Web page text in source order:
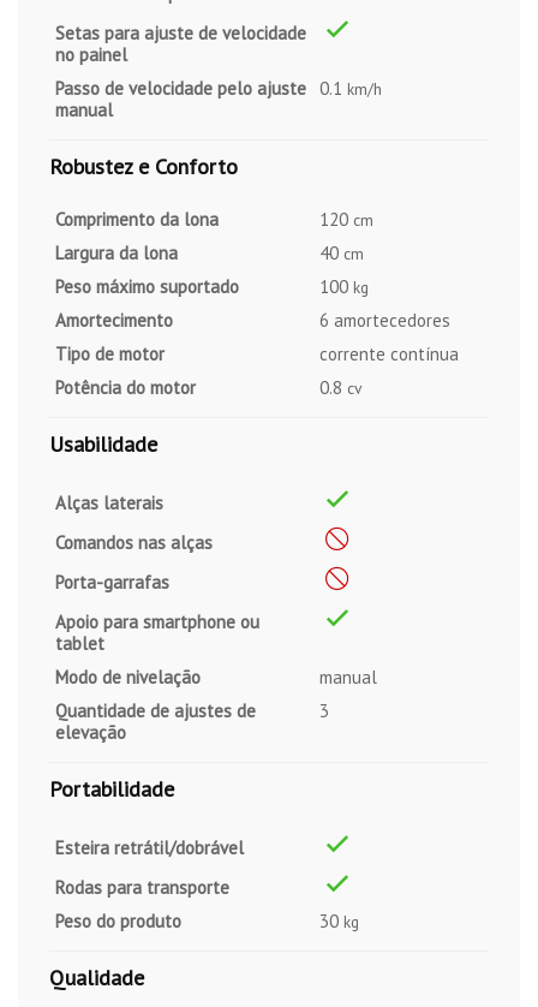
Setas para ajuste de velocidade
no painel
Passo de velocidade pelo ajuste
manual
0.1 km/h
Robustez e Conforto
Comprimento da lona 120 cm
Largura da lona 40 cm
Peso máximo suportado 100 kg
Amortecimento
6 amortecedores
Tipo de motor
corrente contínua
Potência do motor
0.8 cv
Usabilidade
Alças laterais
Comandos nas alças
Porta-garrafas
Apoio para smartphone ou
tablet
Modo de nivelação
manual
Quantidade de ajustes de
elevação
3
Portabilidade
Esteira retrátil/dobrável
Rodas para transporte
Peso do produto
30 kg
Qualidade